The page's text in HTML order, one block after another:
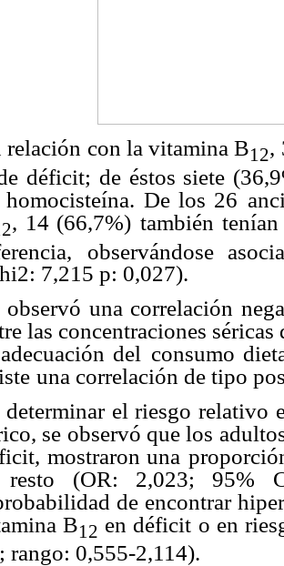
relación con la vitamina B12,
déficit; de éstos siete
homocisteína. De los 26
, 14 (66,7%) también
observándose
7,215 p: 0,027).
observó una correlación
las concentraciones séricas
del consumo
una correlación de tipo
el riesgo relativo
se observó que los
mostraron una
(OR: 2,023; 95%
de encontrar
B12 en déficit o en
rango: 0,555-2,114).